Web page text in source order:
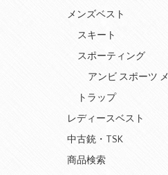
メンズベスト
スキート
スポーティング
アンビ スポーツ
トラップ
レディースベスト
中古銃・TSK
商品検索